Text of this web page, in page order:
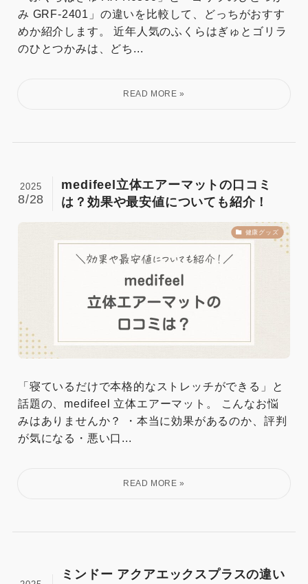
み GRF‑2401」の違いを比較して、どっちがおすす
めか紹介します。 近年人気のふくらはぎゅとゴリラ
のひとつかみは、どち...
medifeel立体エアーマットの口コミ
は？効果や最安値についても紹介！
2025
8/28
健康グッズ
「寝ているだけで本格的なストレッチができる」と
話題の、medifeel 立体エアーマット。 こんなお悩
みはありませんか？ ・本当に効果があるのか、評判
が気になる・悪い口...
ミンドー アクアエックスプラスの違い